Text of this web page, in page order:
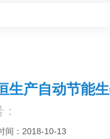
生产自动节能
间：2018-10-13